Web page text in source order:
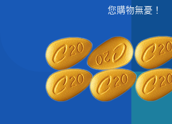
您購物無憂！